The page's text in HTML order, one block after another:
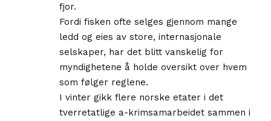
fjor.
Fordi fisken ofte selges gjennom mange
ledd og eies av store, internasjonale
selskaper, har det blitt vanskelig for
myndighetene å holde oversikt over hvem
som følger reglene.
I vinter gikk flere norske etater i det
tverretatlige a-krimsamarbeidet sammen i